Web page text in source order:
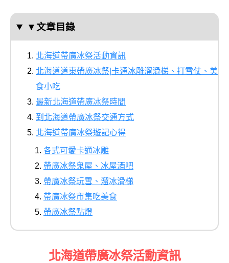
▼文章目錄
北海道帶廣冰祭活動資訊
北海道道東帶廣冰祭|卡通冰雕溜滑梯、打雪仗、美
食小吃
最新北海道帶廣冰祭時間
到北海道帶廣冰祭交通方式
北海道帶廣冰祭遊記心得
各式可愛卡通冰雕
帶廣冰祭鬼屋、冰屋酒吧
帶廣冰祭玩雪、溜冰滑梯
帶廣冰祭市集吃美食
帶廣冰祭點燈
北海道帶廣冰祭活動資訊